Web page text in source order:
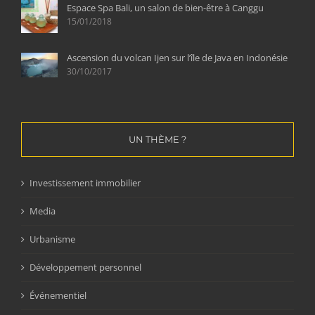
Espace Spa Bali, un salon de bien-être à Canggu
15/01/2018
Ascension du volcan Ijen sur l’île de Java en Indonésie
30/10/2017
UN THÈME ?
Investissement immobilier
Media
Urbanisme
Développement personnel
Événementiel